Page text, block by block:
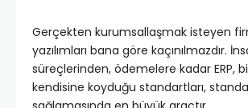
Gerçekten kurumsallaşmak isteyen
yazılımları bana göre kaçınılmazdır.
süreçlerinden, ödemelere kadar ERP,
kendisine koyduğu standartları,